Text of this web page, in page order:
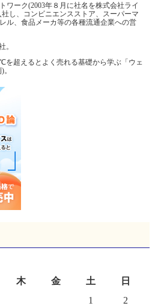
ワーク(2003年８月に社名を株式会社ライ
し、コンビニエンスストア、スーパーマ
ル、食品メーカ等の各種流通企業への営
。
を超えるとよく売れる基礎から学ぶ「ウェ
木 金 土 日
1
2